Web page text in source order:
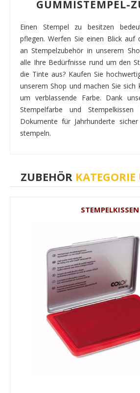
GUMMISTEMPEL-
Einen Stempel zu besitzen
pflegen. Werfen Sie einen Blick auf
an Stempelzubehör in unserem
alle Ihre Bedürfnisse rund um den
die Tinte aus? Kaufen Sie
unserem Shop und machen Sie sich
um verblassende Farbe. Dank
Stempelfarbe und
Dokumente für Jahrhunderte
stempeln.
ZUBEHÖR
STEMPELKISSEN